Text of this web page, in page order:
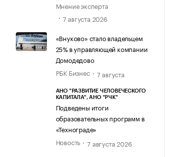
Мнение эксперта
7 августа 2026
«Внуково» стало владельцем
25% в управляющей компании
Домодедово
РБК Бизнес
7 августа
АНО "РАЗВИТИЕ ЧЕЛОВЕЧЕСКОГО
КАПИТАЛА", АНО "РЧК"
Подведены итоги
образовательных программ в
«Технограде»
Новость
7 августа 2026